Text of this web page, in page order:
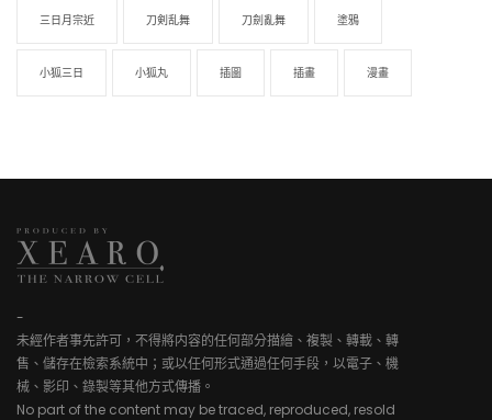
三日月宗近 刀剣乱舞 刀劍亂舞 塗鴉
小狐三日 小狐丸 插圖 插畫 漫畫
-
未經作者事先許可，不得將内容的任何部分描繪、複製、轉載、轉
售、儲存在檢索系統中；或以任何形式通過任何手段，以電子、機
械、影印、錄製等其他方式傳播。
No part of the content may be traced, reproduced, resold